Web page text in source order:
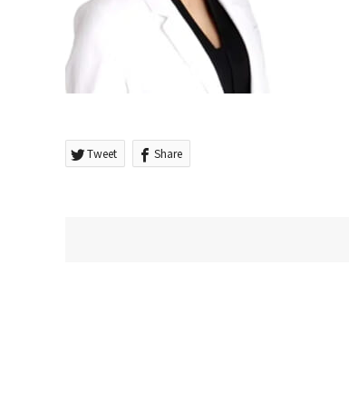
Tweet Share